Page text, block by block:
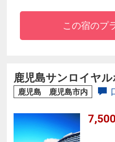
本物の鹿児島食材を堪
摩切子と薩摩焼の専門店
ランなど、鹿児島での贅
ださい。
（税込）
この宿のプ
鹿児島サンロイヤ
鹿児島 鹿児島市内